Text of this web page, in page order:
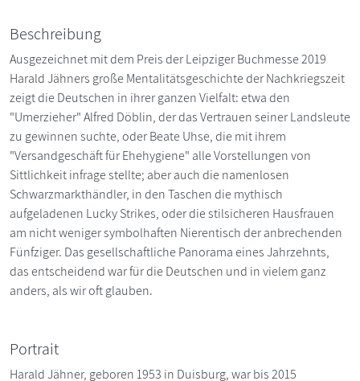
Beschreibung
Ausgezeichnet mit dem Preis der Leipziger Buchmesse 2019
Harald Jähners große Mentalitätsgeschichte der Nachkriegszeit
zeigt die Deutschen in ihrer ganzen Vielfalt: etwa den
"Umerzieher" Alfred Döblin, der das Vertrauen seiner Landsleute
zu gewinnen suchte, oder Beate Uhse, die mit ihrem
"Versandgeschäft für Ehehygiene" alle Vorstellungen von
Sittlichkeit infrage stellte; aber auch die namenlosen
Schwarzmarkthändler, in den Taschen die mythisch
aufgeladenen Lucky Strikes, oder die stilsicheren Hausfrauen
am nicht weniger symbolhaften Nierentisch der anbrechenden
Fünfziger. Das gesellschaftliche Panorama eines Jahrzehnts,
das entscheidend war für die Deutschen und in vielem ganz
anders, als wir oft glauben.
Portrait
Harald Jähner, geboren 1953 in Duisburg, war bis 2015